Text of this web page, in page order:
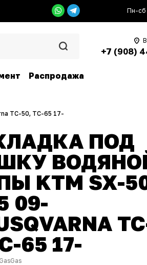
+7 (908)
Пн-сб
Распродажа
TC-50, TC-65 17-
ПОД
KTM SX-
09-
65 17-